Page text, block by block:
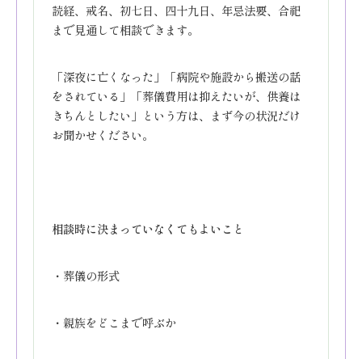
読経、戒名、初七日、四十九日、年忌法要、合祀
まで見通して相談できます。
「深夜に亡くなった」「病院や施設から搬送の話
をされている」「葬儀費用は抑えたいが、供養は
きちんとしたい」という方は、まず今の状況だけ
お聞かせください。
相談時に決まっていなくてもよいこと
・葬儀の形式
・親族をどこまで呼ぶか